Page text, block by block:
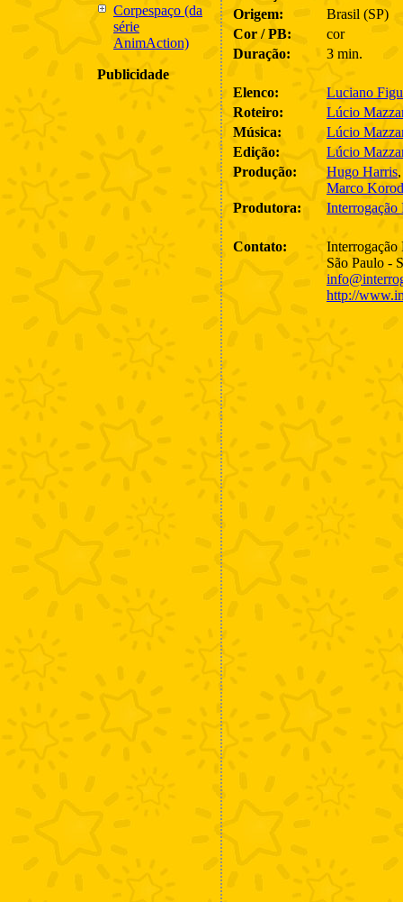
Corpespaço (da
série
AnimAction)
Publicidade
Origem:
Brasil (SP)
Cor / PB:
cor
Duração:
3 min.
Elenco:
Luciano
Roteiro:
Lúcio
Música:
Lúcio
Edição:
Lúcio
Produção:
Hugo Harris
Marco
Produtora:
Interrogação
Contato:
Interrogação
São Paulo -
http://